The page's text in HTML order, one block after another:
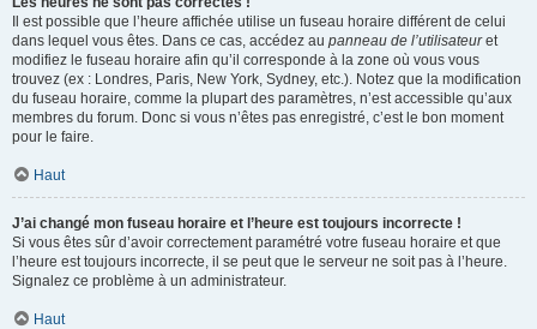
Il est possible que l’heure affichée utilise un fuseau horaire différent de celui
dans lequel vous êtes. Dans ce cas, accédez au panneau de l’utilisateuret
modifiez le fuseau horaire afin qu’il corresponde à la zone où vous vous
trouvez (ex : Londres, Paris, New York, Sydney, etc.). Notez que la modification
du fuseau horaire, comme la plupart des paramètres, n’est accessible qu’aux
membres du forum. Donc si vous n’êtes pas enregistré, c’est le bon moment
pour le faire.
Haut
J’ai changé mon fuseau horaire et l’heure est toujours incorrecte !
Si vous êtes sûr d’avoir correctement paramétré votre fuseau horaire et que
l’heure est toujours incorrecte, il se peut que le serveur ne soit pas à l’heure.
Signalez ce problème à un administrateur.
Haut